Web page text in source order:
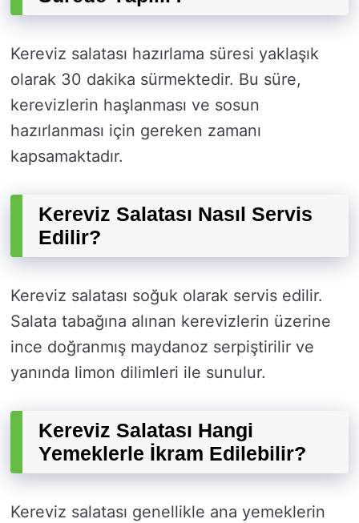
Kereviz salatası hazırlama süresi yaklaşık
olarak 30 dakika sürmektedir. Bu süre,
kerevizlerin haşlanması ve sosun
hazırlanması için gereken zamanı
kapsamaktadır.
Kereviz Salatası Nasıl Servis
Edilir?
Kereviz salatası soğuk olarak servis edilir.
Salata tabağına alınan kerevizlerin üzerine
ince doğranmış maydanoz serpiştirilir ve
yanında limon dilimleri ile sunulur.
Kereviz Salatası Hangi
Yemeklerle İkram Edilebilir?
Kereviz salatası genellikle ana yemeklerin